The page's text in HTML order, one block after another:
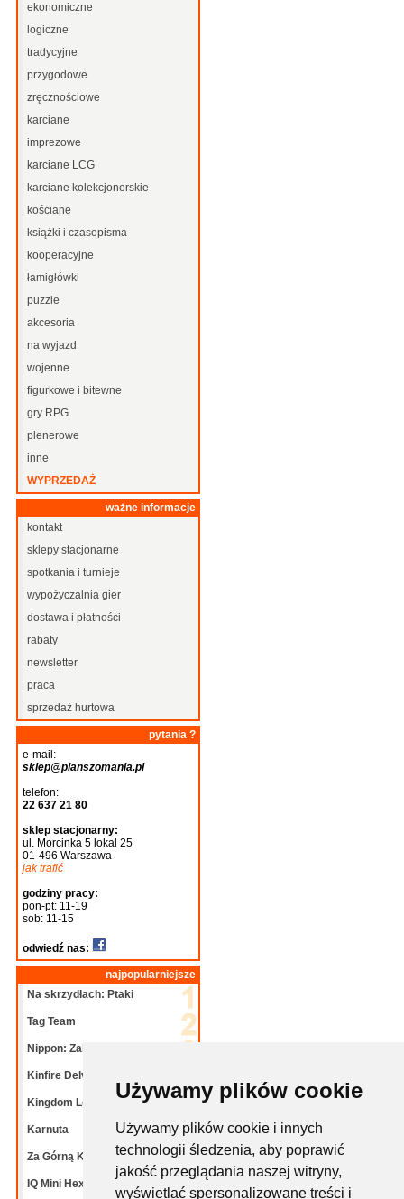
Używamy plików cookie
Używamy plików cookie i innych
technologii śledzenia, aby poprawić
jakość przeglądania naszej witryny,
wyświetlać spersonalizowane treści i
ekonomiczne
logiczne
tradycyjne
przygodowe
zręcznościowe
karciane
imprezowe
karciane LCG
karciane kolekcjonerskie
kościane
książki i czasopisma
kooperacyjne
łamigłówki
puzzle
akcesoria
na wyjazd
wojenne
figurkowe i bitewne
gry RPG
plenerowe
inne
WYPRZEDAŻ
ważne informacje
kontakt
sklepy stacjonarne
spotkania i turnieje
wypożyczalnia gier
dostawa i płatności
rabaty
newsletter
praca
sprzedaż hurtowa
pytania ?
e-mail:
sklep@planszomania.pl
telefon:
22 637 21 80
sklep stacjonarny:
ul. Morcinka 5 lokal 25
01-496 Warszawa
jak trafić
godziny pracy:
pon-pt: 11-19
sob: 11-15
odwiedź nas:
najpopularniejsze
Na skrzydłach: Ptaki
Tag Team
Nippon: Zaibatsu
Kinfire Delve: Grota
Kingdom Legacy: Dalekie
Karnuta
Za Górną Knieję!
IQ Mini Hexpert mix